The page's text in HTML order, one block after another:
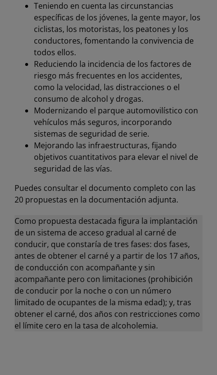
Teniendo en cuenta las circunstancias
específicas de los jóvenes, la gente mayor, los
ciclistas, los motoristas, los peatones y los
conductores, fomentando la convivencia de
todos ellos.
Reduciendo la incidencia de los factores de
riesgo más frecuentes en los accidentes,
como la velocidad, las distracciones o el
consumo de alcohol y drogas.
Modernizando el parque automovilístico con
vehículos más seguros, incorporando
sistemas de seguridad de serie.
Mejorando las infraestructuras, fijando
objetivos cuantitativos para elevar el nivel de
seguridad de las vías.
Puedes consultar el documento completo con las
20 propuestas en la documentación adjunta.
Como propuesta destacada figura la implantación
de un sistema de acceso gradual al carné de
conducir, que constaría de tres fases: dos fases,
antes de obtener el carné y a partir de los 17 años,
de conducción con acompañante y sin
acompañante pero con limitaciones (prohibición
de conducir por la noche o con un número
limitado de ocupantes de la misma edad); y, tras
obtener el carné, dos años con restricciones como
el límite cero en la tasa de alcoholemia.